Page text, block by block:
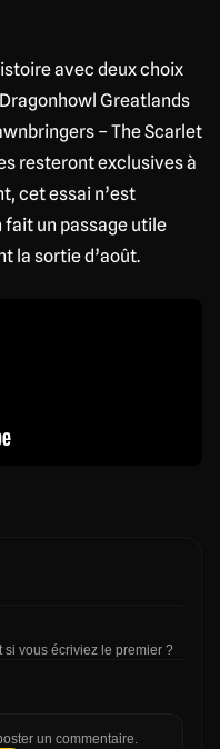
avec deux choix
Greatlands
– The Scarlet
resteront exclusives à
cet essai n’est
fait un passage utile
la sortie d’août.
si vous écriviez le premier ?
un commentaire.